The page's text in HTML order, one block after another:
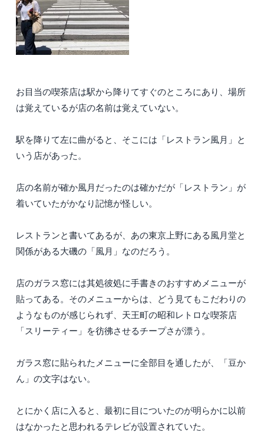
お目当の喫茶店は駅から降りてすぐのところにあり、場所
は覚えているが店の名前は覚えていない。
駅を降りて左に曲がると、そこには「レストラン風月」と
いう店があった。
店の名前が確か風月だったのは確かだが「レストラン」が
着いていたがかなり記憶が怪しい。
レストランと書いてあるが、あの東京上野にある風月堂と
関係がある大磯の「風月」なのだろう。
店のガラス窓には其処彼処に手書きのおすすめメニューが
貼ってある。そのメニューからは、どう見てもこだわりの
ようなものが感じられず、天王町の昭和レトロな喫茶店
「スリーティー」を彷彿させるチープさが漂う。
ガラス窓に貼られたメニューに全部目を通したが、「豆か
ん」の文字はない。
とにかく店に入ると、最初に目についたのが明らかに以前
はなかったと思われるテレビが設置されていた。